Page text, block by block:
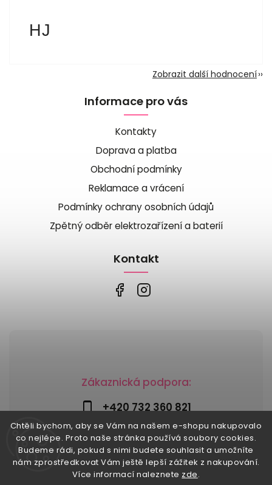
Chtěli bychom, aby se Vám na našem e-shopu nakupovalo
co nejlépe. Proto naše stránka používá soubory cookies.
Budeme rádi, pokud s nimi budete souhlasit a umožníte
nám zprostředkovat Vám ještě lepší zážitek z nakupování.
Více informací naleznete zde.
HJ
Zobrazit další hodnocení
Zákaznická podpora:
+420 732 360 821
info@risesnu.cz
Informace pro vás
Kontakty
Doprava a platba
Obchodní podmínky
Reklamace a vrácení
Podmínky ochrany osobních údajů
Zpětný odběr elektrozařízení a baterií
Kontakt